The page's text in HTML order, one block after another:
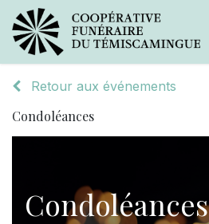
Retour aux événements
Condoléances
Condoléances